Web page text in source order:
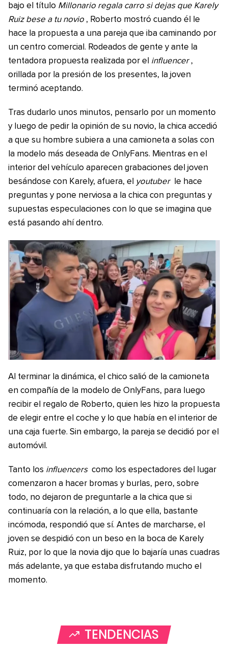
bajo el título Millonario regala carro si dejas que Karely
Ruiz bese a tu novio , Roberto mostró cuando él le
hace la propuesta a una pareja que iba caminando por
un centro comercial. Rodeados de gente y ante la
tentadora propuesta realizada por el influencer ,
orillada por la presión de los presentes, la joven
terminó aceptando.
Tras dudarlo unos minutos, pensarlo por un momento
y luego de pedir la opinión de su novio, la chica accedió
a que su hombre subiera a una camioneta a solas con
la modelo más deseada de OnlyFans. Mientras en el
interior del vehículo aparecen grabaciones del joven
besándose con Karely, afuera, el
youtuber le hace
preguntas y pone nerviosa a la chica con preguntas y
supuestas especulaciones con lo que se imagina que
está pasando ahí dentro.
Al terminar la dinámica, el chico salió de la camioneta
en compañía de la modelo de OnlyFans, para luego
recibir el regalo de Roberto, quien les hizo la propuesta
de elegir entre el coche y lo que había en el interior de
una caja fuerte. Sin embargo, la pareja se decidió por el
automóvil.
Tanto los influencers como los espectadores del lugar
comenzaron a hacer bromas y burlas, pero, sobre
todo, no dejaron de preguntarle a la chica que si
continuaría con la relación, a lo que ella, bastante
incómoda, respondió que sí. Antes de marcharse, el
joven se despidió con un beso en la boca de Karely
Ruiz, por lo que la novia dijo que lo bajaría unas cuadras
más adelante, ya que estaba disfrutando mucho el
momento.
TENDENCIAS